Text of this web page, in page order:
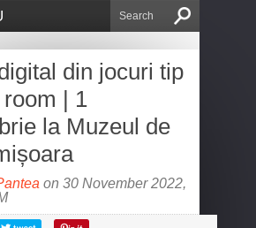
din jocuri tip
| 1
la Muzeul de
on 30 November 2022,